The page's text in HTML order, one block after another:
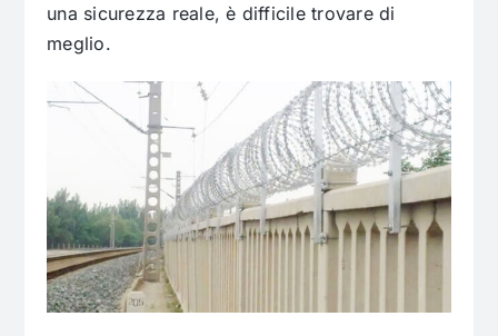
una sicurezza reale, è difficile trovare di
meglio.